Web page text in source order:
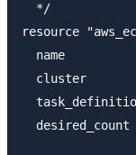
  */
resource
name
cluster
desired_count